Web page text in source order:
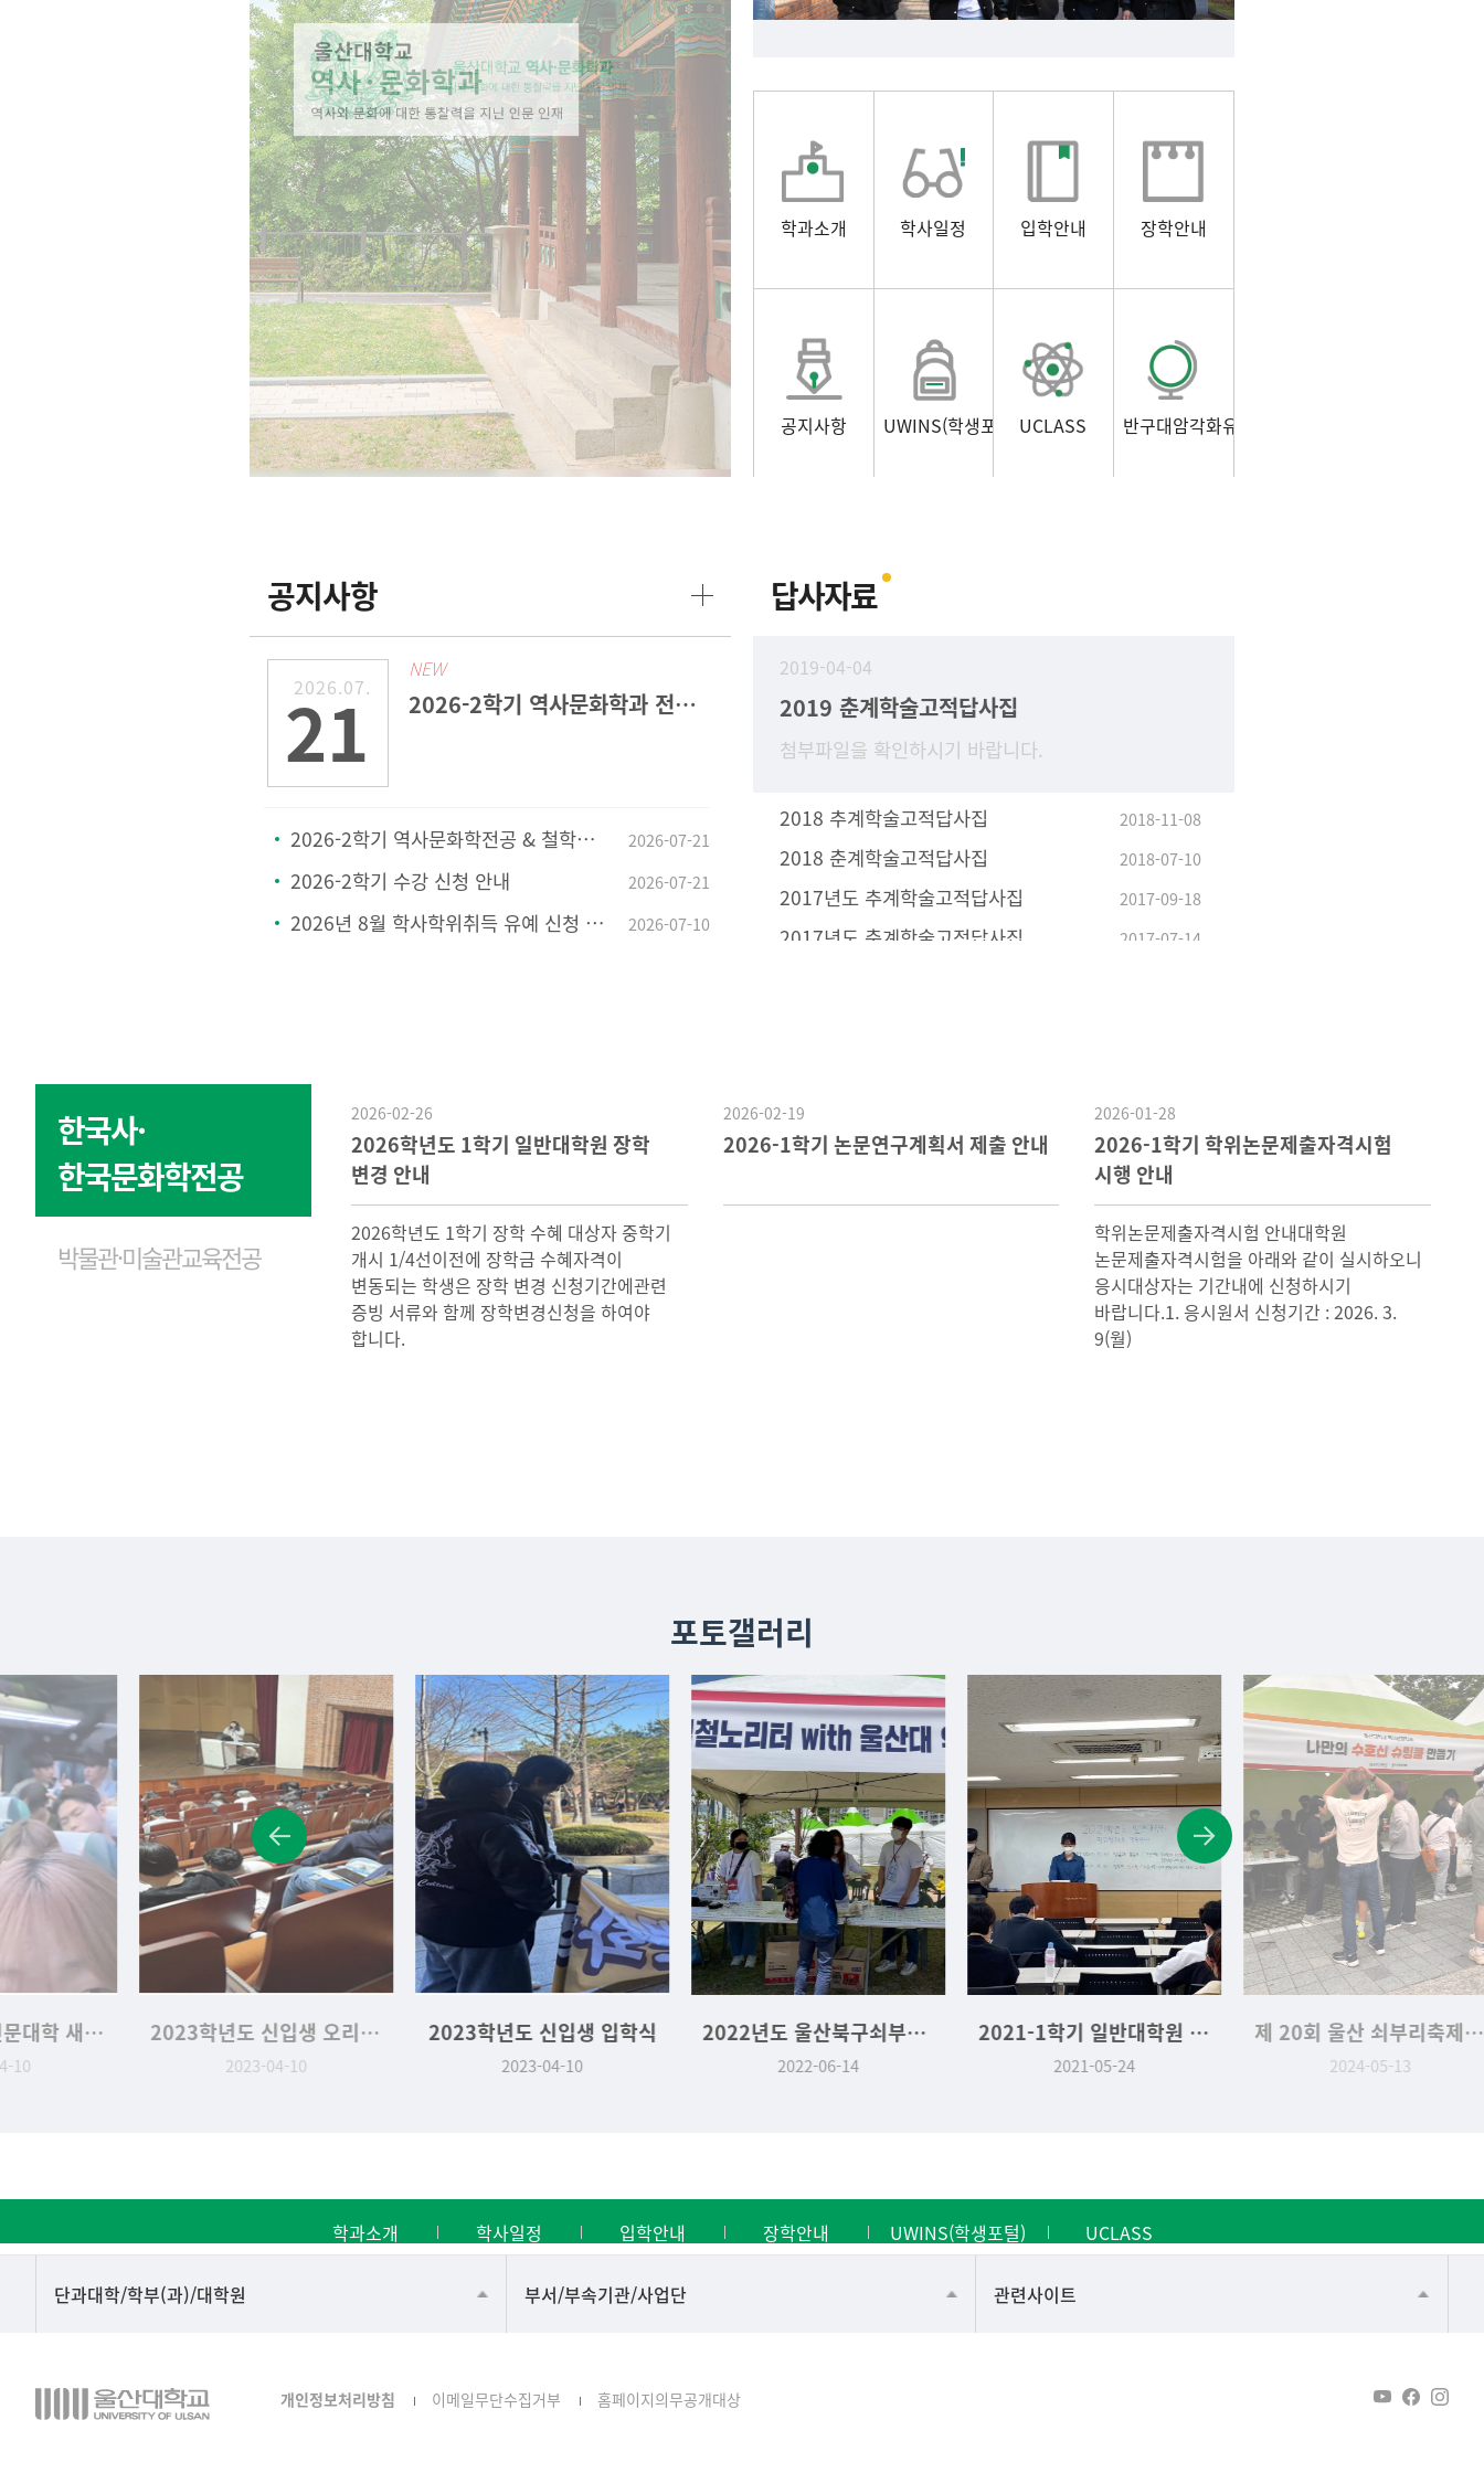
학과소개 학사일정 입학안내 장학안내
공지사항 UWINS(학생포털) UCLASS 반구대암각화유적보존연구소
공지사항
2026.07.
21
NEW
2026-2학기 역사문화학과 전공과목 수강 안내
2026-07-21
2026-2학기 역사문화학전공 & 철학상담학전공 전공공통과목 지정 안내
2026-07-21
2026-2학기 수강 신청 안내
2026-07-10
2026년 8월 학사학위취득 유예 신청 안내
답사자료
2019-04-04
2019 춘계학술고적답사집
첨부파일을 확인하시기 바랍니다.
2018-11-08
2018 추계학술고적답사집
2018-07-10
2018 춘계학술고적답사집
2017-09-18
2017년도 추계학술고적답사집
2017-07-14
2017년도 춘계학술고적답사집
한국사·
한국문화학전공
박물관·미술관교육전공
2026-02-26
2026학년도 1학기 일반대학원 장학
변경 안내
2026학년도 1학기 장학 수혜 대상자 중학기
개시 1/4선이전에 장학금 수혜자격이
변동되는 학생은 장학 변경 신청기간에관련
증빙 서류와 함께 장학변경신청을 하여야
합니다.
2026-02-19
2026-1학기 논문연구계획서 제출 안내
2026-01-28
2026-1학기 학위논문제출자격시험
시행 안내
학위논문제출자격시험 안내대학원
논문제출자격시험을 아래와 같이 실시하오니
응시대상자는 기간내에 신청하시기
바랍니다.1. 응시원서 신청기간 : 2026. 3.
9(월)
포토갤러리
2023학년도 인문대학 새.신.발 행사 2023학년도 신입생 오리엔테이션
2023-04-10
2023학년도 신입생 입학식
2023-04-10
2022년도 울산북구쇠부리축제 기획운영실습 역사문화학과 부스
2022-06-14
2021-1학기 일반대학원 석사학위청구논문 발표
2021-05-24
제 20회 울산 쇠부리축제 역사문화학과 부스 '나만의 수호신 슈링클 만들기'
2024-05-13
학과소개 학사일정 입학안내 장학안내 UWINS(학생포털) UCLASS
단과대학/학부(과)/대학원
▷일본어·일본학과
부서/부속기관/사업단
교무처교직팀
관련사이트
개인정보처리방침 이메일무단수집거부 홈페이지의무공개대상